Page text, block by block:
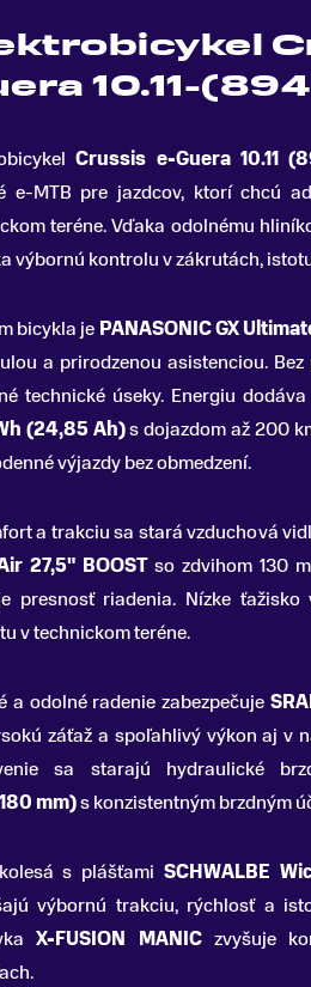
10.11-
Crussis e-Guera 10.11
e-MTB pre jazdcov, ktorí chcú
teréne. Vďaka odolnému
výbornú kontrolu v zákrutách,
bicykla je PANASONIC GX
a prirodzenou asistenciou.
technické úseky. Energiu
(24,85 Ah)s dojazdom až 200
výjazdy bez obmedzení.
a trakciu sa stará vzduchová
27,5" BOOSTso zdvihom 130
presnosť riadenia. Nízke
v technickom teréne.
a odolné radenie zabezpečuje
záťaž a spoľahlivý výkon aj v
sa starajú hydraulické
mm)s konzistentným brzdným
s plášťami SCHWALBE
výbornú trakciu, rýchlosť a
X-FUSION MANICzvyšuje